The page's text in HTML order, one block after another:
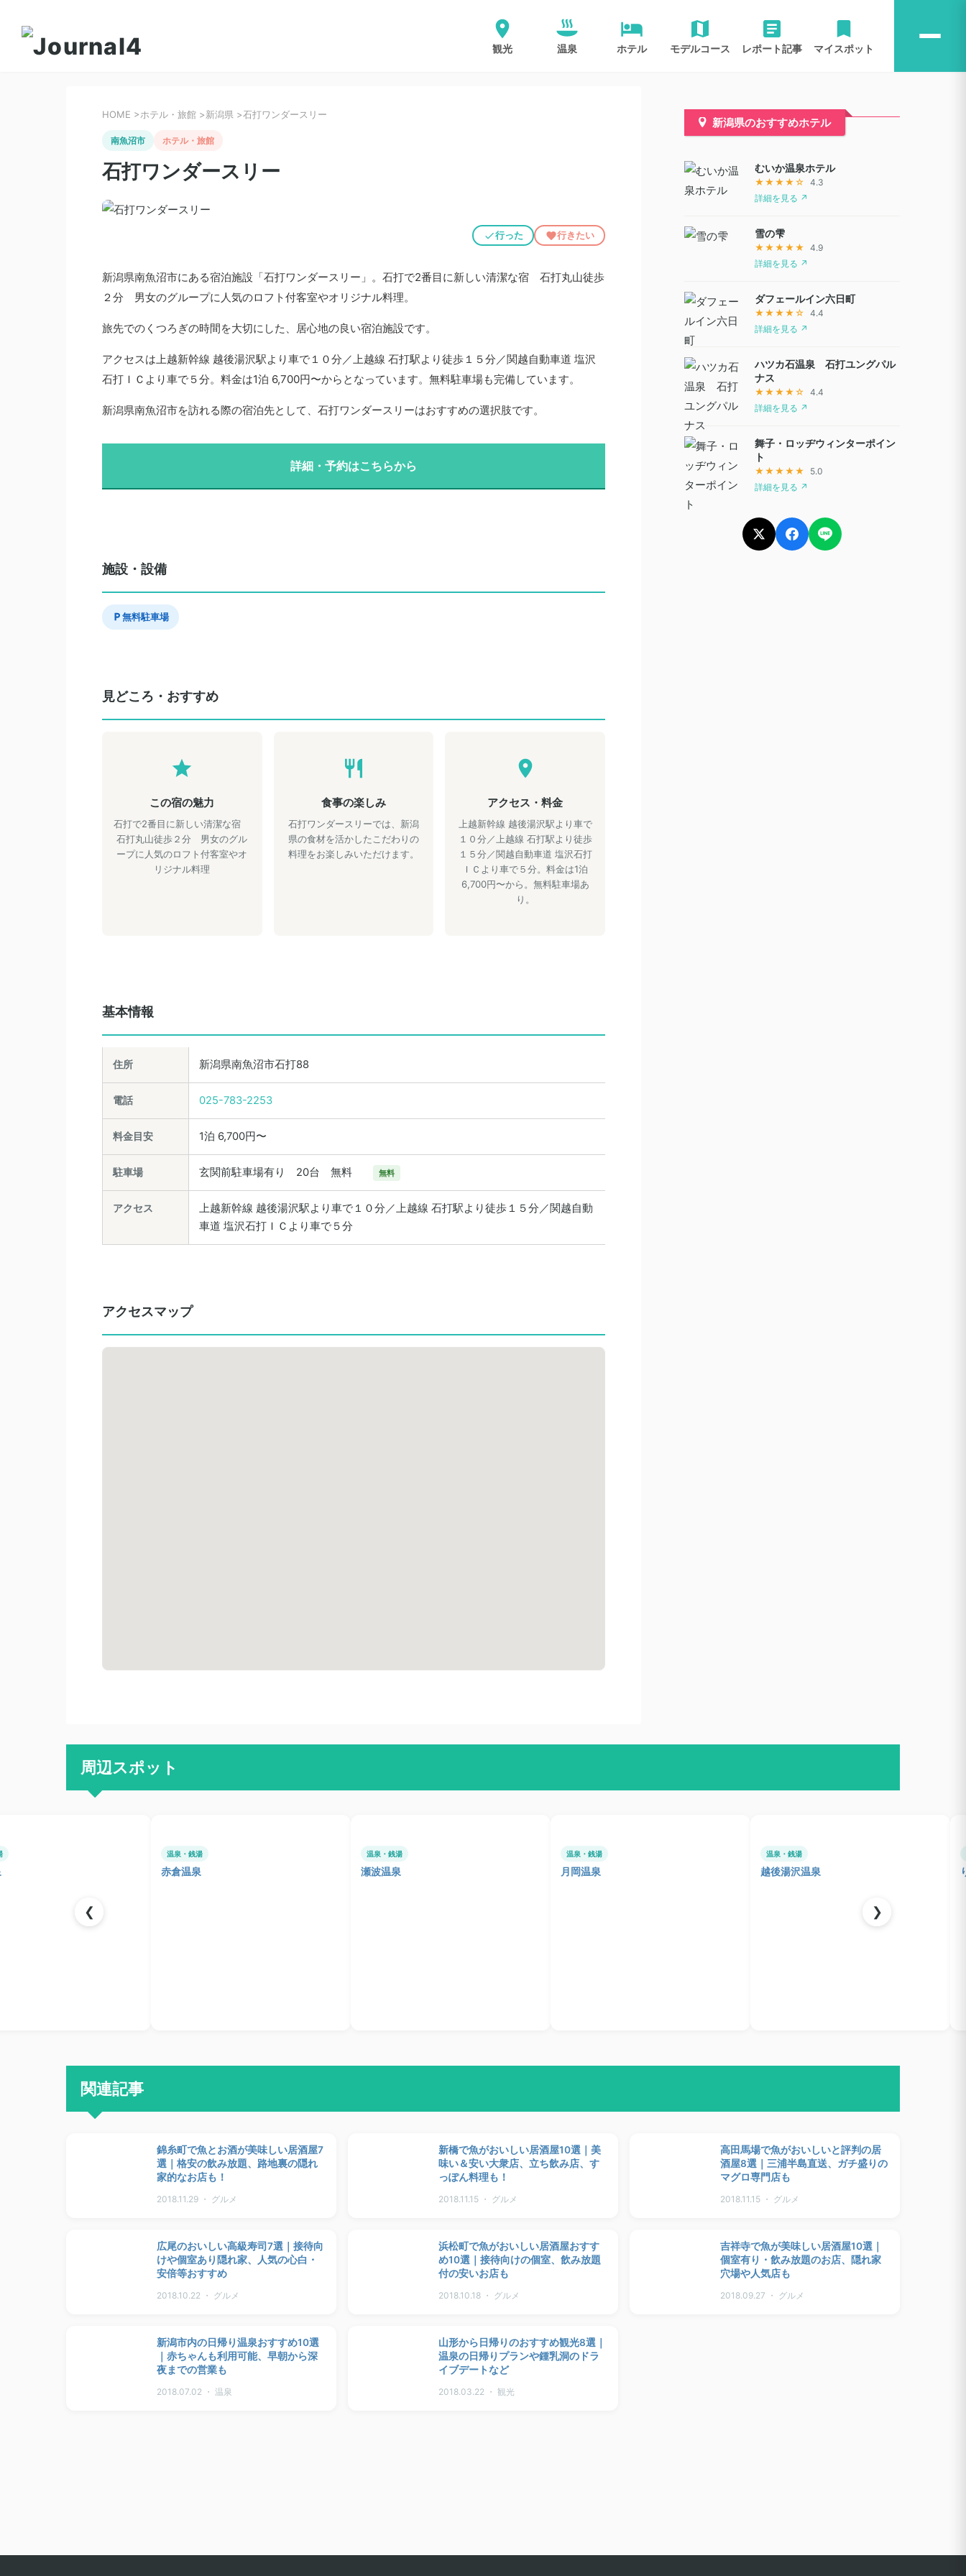
観光 温泉 ホテル モデルコース レポート記事 マイスポット
HOME >ホテル・旅館 >新潟県 >石打ワンダースリー
南魚沼市 ホテル・旅館
石打ワンダースリー
行った 行きたい
新潟県南魚沼市にある宿泊施設「石打ワンダースリー」。石打で2番目に新しい清潔な宿 石打丸山徒歩
２分 男女のグループに人気のロフト付客室やオリジナル料理。
旅先でのくつろぎの時間を大切にした、居心地の良い宿泊施設です。
アクセスは上越新幹線 越後湯沢駅より車で１０分／上越線 石打駅より徒歩１５分／関越自動車道 塩沢
石打ＩＣより車で５分。料金は1泊 6,700円〜からとなっています。無料駐車場も完備しています。
新潟県南魚沼市を訪れる際の宿泊先として、石打ワンダースリーはおすすめの選択肢です。
詳細・予約はこちらから
施設・設備
無料駐車場
見どころ・おすすめ
この宿の魅力
石打で2番目に新しい清潔な宿
石打丸山徒歩２分 男女のグル
ープに人気のロフト付客室やオ
リジナル料理
食事の楽しみ
石打ワンダースリーでは、新潟
県の食材を活かしたこだわりの
料理をお楽しみいただけます。
アクセス・料金
上越新幹線 越後湯沢駅より車で
１０分／上越線 石打駅より徒歩
１５分／関越自動車道 塩沢石打
ＩＣより車で５分。料金は1泊
6,700円〜から。無料駐車場あ
り。
基本情報
住所 新潟県南魚沼市石打88
電話 025-783-2253
料金目安 1泊 6,700円〜
駐車場 玄関前駐車場有り 20台 無料 無料
アクセス
上越新幹線 越後湯沢駅より車で１０分／上越線 石打駅より徒歩１５分／関越自動
車道 塩沢石打ＩＣより車で５分
アクセスマップ
新潟県のおすすめホテル
むいか温泉ホテル
★★★★☆ 4.3
詳細を見る ↗
雪の雫
★★★★★ 4.9
詳細を見る ↗
ダフェールイン六日町
★★★★☆ 4.4
詳細を見る ↗
ハツカ石温泉 石打ユングパル
ナス
★★★★☆ 4.4
詳細を見る ↗
舞子・ロッヂウィンターポイン
ト
★★★★★
5.0
詳細を見る ↗
周辺スポット
温泉・銭湯
赤倉温泉
温泉・銭湯
瀬波温泉
温泉・銭湯
月岡温泉
温泉・銭湯
越後湯沢温泉
❮ ❯
関連記事
錦糸町で魚とお酒が美味しい居酒屋7
選｜格安の飲み放題、路地裏の隠れ
家的なお店も！
2018.11.29 ・ グルメ
新橋で魚がおいしい居酒屋10選｜美
味い＆安い大衆店、立ち飲み店、す
っぽん料理も！
2018.11.15 ・ グルメ
高田馬場で魚がおいしいと評判の居
酒屋8選｜三浦半島直送、ガチ盛りの
マグロ専門店も
2018.11.15 ・ グルメ
広尾のおいしい高級寿司7選｜接待向
けや個室あり隠れ家、人気の心白・
安倍等おすすめ
2018.10.22 ・ グルメ
浜松町で魚がおいしい居酒屋おすす
め10選｜接待向けの個室、飲み放題
付の安いお店も
2018.10.18 ・ グルメ
吉祥寺で魚が美味しい居酒屋10選｜
個室有り・飲み放題のお店、隠れ家
穴場や人気店も
2018.09.27 ・ グルメ
新潟市内の日帰り温泉おすすめ10選
｜赤ちゃんも利用可能、早朝から深
夜までの営業も
2018.07.02 ・ 温泉
山形から日帰りのおすすめ観光8選｜
温泉の日帰りプランや鍾乳洞のドラ
イブデートなど
2018.03.22 ・ 観光